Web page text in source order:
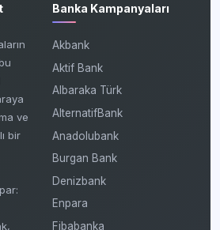
ve
bir
Banka Kampanyaları
Akbank
Aktif Bank
Albaraka Türk
AlternatifBank
Anadolubank
Burgan Bank
Denizbank
Enpara
Fibabanka